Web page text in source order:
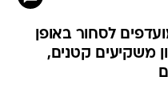
לסחור באופן
משקיעים קטנים,